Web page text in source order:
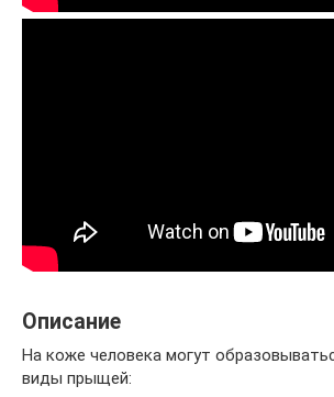
Описание
На коже человека могут
виды прыщей: